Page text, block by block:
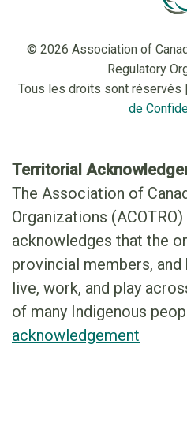
© 2026 Association of
Regulatory
Tous les droits sont réservés |
de
Territorial
The Association of
Organizations
acknowledges that the
provincial members,
live, work, and play
of many Indigenous
acknowledgement